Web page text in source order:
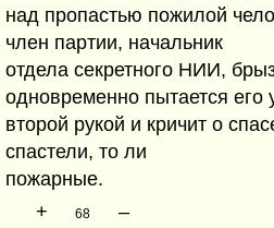
над пропастью пожилой
член партии, начальник
отдела секретного НИИ,
одновременно пытается его
второй рукой и кричит о
спастели, то ли
пожарные.
+
68 –